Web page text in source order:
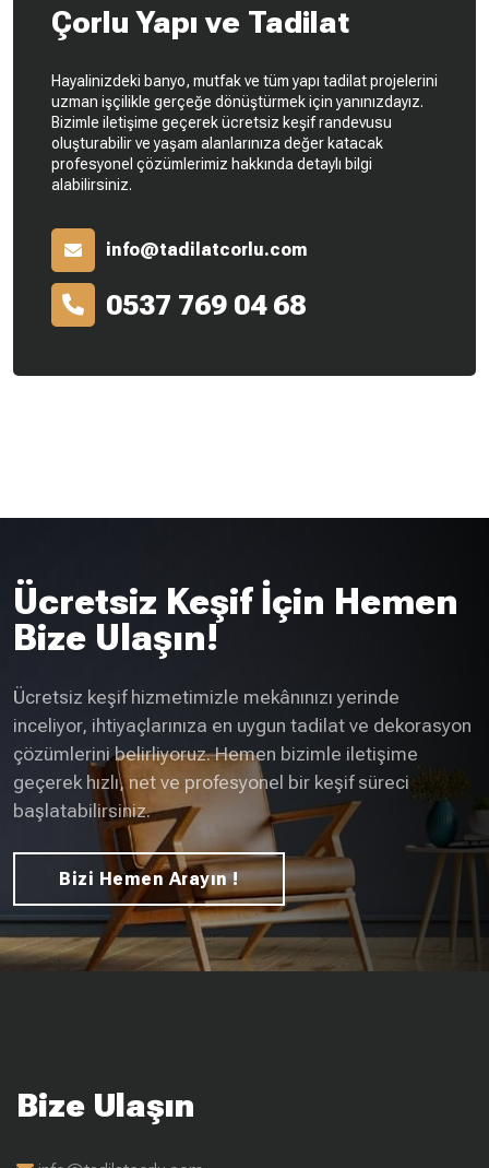
Çorlu Yapı ve Tadilat
Hayalinizdeki banyo, mutfak ve tüm yapı tadilat projelerini
uzman işçilikle gerçeğe dönüştürmek için yanınızdayız.
Bizimle iletişime geçerek ücretsiz keşif randevusu
oluşturabilir ve yaşam alanlarınıza değer katacak
profesyonel çözümlerimiz hakkında detaylı bilgi
alabilirsiniz.
info@tadilatcorlu.com
0537 769 04 68
Ücretsiz Keşif İçin Hemen
Bize Ulaşın!
Ücretsiz keşif hizmetimizle mekânınızı yerinde
inceliyor, ihtiyaçlarınıza en uygun tadilat ve dekorasyon
çözümlerini belirliyoruz. Hemen bizimle iletişime
geçerek hızlı, net ve profesyonel bir keşif süreci
başlatabilirsiniz.
Bizi Hemen Arayın !
Bize Ulaşın